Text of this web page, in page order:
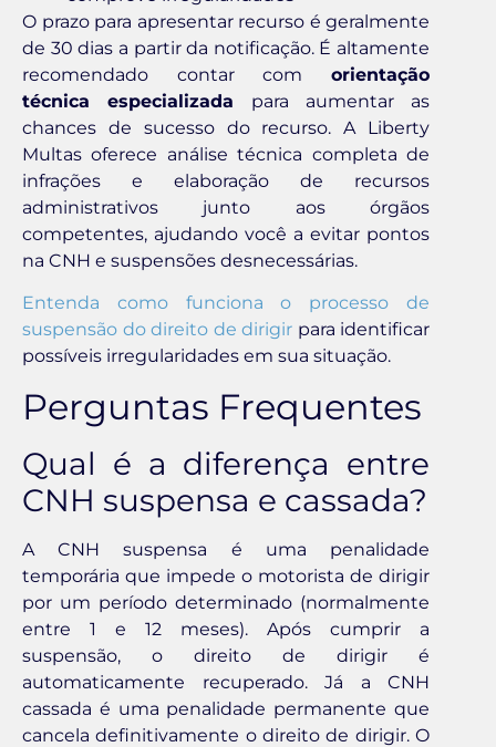
O prazo para apresentar recurso é geralmente
de 30 dias a partir da notificação. É altamente
recomendado contar com orientação
técnica especializada para aumentar as
chances de sucesso do recurso. A Liberty
Multas oferece análise técnica completa de
infrações e elaboração de recursos
administrativos junto aos órgãos
competentes, ajudando você a evitar pontos
na CNH e suspensões desnecessárias.
Entenda como funciona o processo de
suspensão do direito de dirigir para identificar
possíveis irregularidades em sua situação.
Perguntas Frequentes
Qual é a diferença entre
CNH suspensa e cassada?
A CNH suspensa é uma penalidade
temporária que impede o motorista de dirigir
por um período determinado (normalmente
entre 1 e 12 meses). Após cumprir a
suspensão, o direito de dirigir é
automaticamente recuperado. Já a CNH
cassada é uma penalidade permanente que
cancela definitivamente o direito de dirigir. O